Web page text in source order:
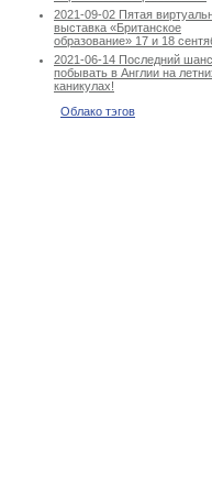
2021-09-02 Пятая
выставка «Британское
образование» 17 и 18
2021-06-14 Последний шанс
побывать в Англии на
каникулах!
Облако тэгов